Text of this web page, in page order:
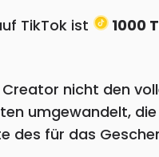
TikTok ist 1000
nicht den
umgewandelt,
des für das